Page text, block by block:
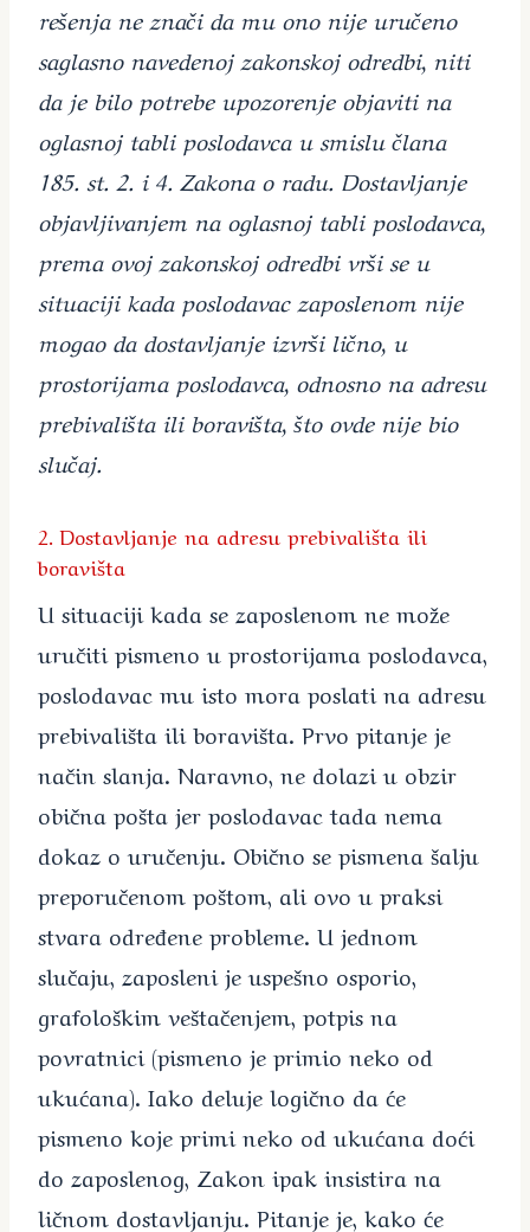
rešenja ne znači da mu ono nije uručeno
saglasno navedenoj zakonskoj odredbi, niti
da je bilo potrebe upozorenje objaviti na
oglasnoj tabli poslodavca u smislu člana
185. st. 2. i 4. Zakona o radu. Dostavljanje
objavljivanjem na oglasnoj tabli poslodavca,
prema ovoj zakonskoj odredbi vrši se u
situaciji kada poslodavac zaposlenom nije
mogao da dostavljanje izvrši lično, u
prostorijama poslodavca, odnosno na adresu
prebivališta ili boravišta, što ovde nije bio
slučaj.
2. Dostavljanje na adresu prebivališta ili
boravišta
U situaciji kada se zaposlenom ne može
uručiti pismeno u prostorijama poslodavca,
poslodavac mu isto mora poslati na adresu
prebivališta ili boravišta. Prvo pitanje je
način slanja. Naravno, ne dolazi u obzir
obična pošta jer poslodavac tada nema
dokaz o uručenju. Obično se pismena šalju
preporučenom poštom, ali ovo u praksi
stvara određene probleme. U jednom
slučaju, zaposleni je uspešno osporio,
grafološkim veštačenjem, potpis na
povratnici (pismeno je primio neko od
ukućana). Iako deluje logično da će
pismeno koje primi neko od ukućana doći
do zaposlenog, Zakon ipak insistira na
ličnom dostavljanju. Pitanje je, kako će